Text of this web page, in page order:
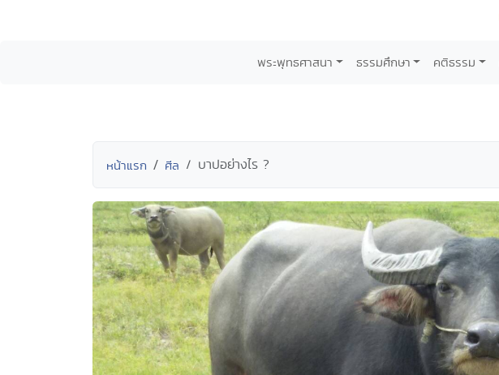
พระพุทธศาสนา ธรรมศึกษา คติธรรม
หน้าแรก ศีล บาปอย่างไร ?